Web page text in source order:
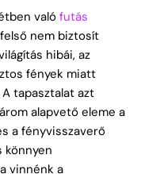
való futás
nem biztosít
hibái, az
fények miatt
tapasztalat azt
alapvető eleme a
a fényvisszaverő
könnyen
vinnénk a